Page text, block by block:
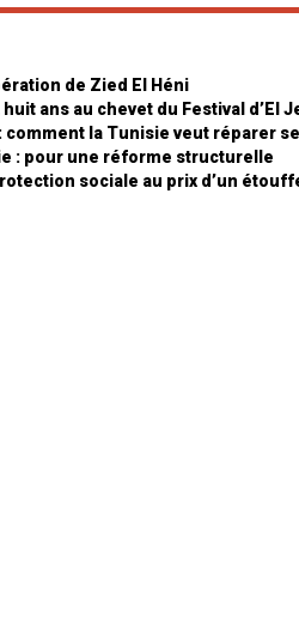
de Zied El Héni
ans au chevet du Festival d’El
la Tunisie veut réparer
: pour une réforme structurelle
sociale au prix d’un